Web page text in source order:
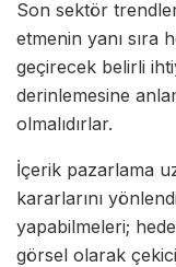
Son sektör
etmenin yanı sıra
geçirecek belirli
derinlemesine
olmalıdırlar.
İçerik pazarlama
kararlarını
yapabilmeleri;
görsel olarak